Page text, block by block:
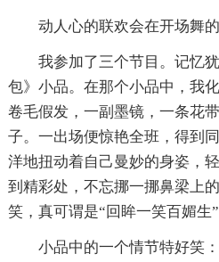
动人心的联欢会在开场舞
我参加了三个节目。记忆
包》小品。在那个小品中，我
卷毛假发，一副墨镜，一条花
子。一出场便惊艳全班，得到
洋地扭动着自己曼妙的身姿，
到精彩处，不忘挪一挪鼻梁上
笑，真可谓是“回眸一笑百媚生”
小品中的一个情节特好笑